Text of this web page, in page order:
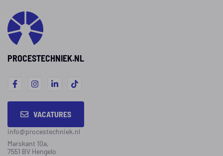
doel van de functie is dat
het proces binnen de
afgesproken eisen blijft
verlopen.
PROCESTECHNIEK.NL
VACATURES
info@procestechniek.nl
Marskant 10a,
7551 BV Hengelo